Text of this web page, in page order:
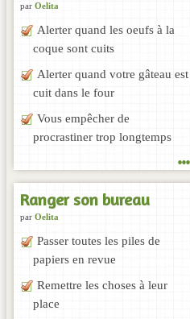
par Oelita
Alerter quand les oeufs à la
coque sont cuits
Alerter quand votre gâteau est
cuit dans le four
Vous empêcher de
procrastiner trop longtemps
...
Ranger son bureau
par Oelita
Passer toutes les piles de
papiers en revue
Remettre les choses à leur
place